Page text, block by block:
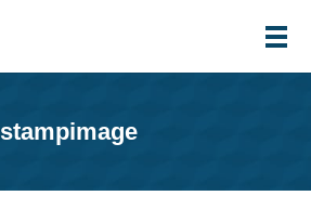
メ
stampimage